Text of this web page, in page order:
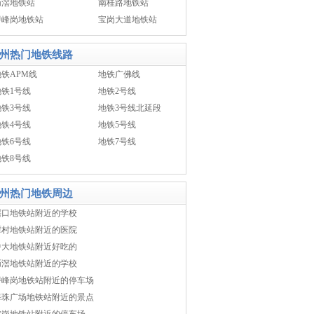
地铁站
南桂路地铁站
岗地铁站
宝岗大道地铁站
热门地铁线路
铁APM线
地铁广佛线
1号线
地铁2号线
3号线
地铁3号线北延段
4号线
地铁5号线
6号线
地铁7号线
8号线
热门地铁周边
地铁站附近的学校
地铁站附近的医院
地铁站附近好吃的
地铁站附近的学校
岗地铁站附近的停车场
广场地铁站附近的景点